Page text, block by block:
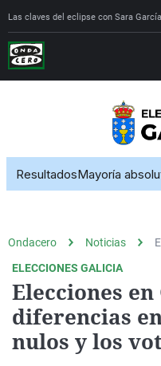
Las claves del eclipse con Sara García
Ondacero Noticias
ELECCIONES GALICIA
Elecciones
diferencias
nulos y los